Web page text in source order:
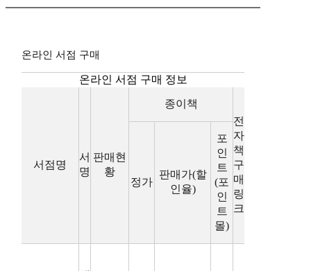
온라인 서점 구매
온라인 서점 구매 정보
서점명
서
명
판매현
황
종이책
전
자
책
구
매
링
크
정가
판매가(할
인율)
포
인
트
(포
인
트
몰)